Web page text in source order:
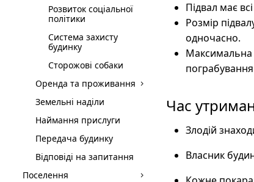
Розвиток соціальної
політики
Система захисту
будинку
Сторожові собаки
Оренда та проживання
Земельні наділи
Наймання прислуги
Передача будинку
Відповіді на запитання
Поселення
Підвал має
Розмір
одночасно.
Максимальна
Час
Злодій
Власник